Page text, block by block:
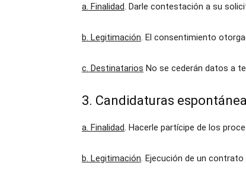
a. Finalidad. Darle contestación a su
b. Legitimación. El consentimiento
c. Destinatarios No se cederán datos a
3. Candidaturas
a. Finalidad. Hacerle partícipe de los
b. Legitimación. Ejecución de un